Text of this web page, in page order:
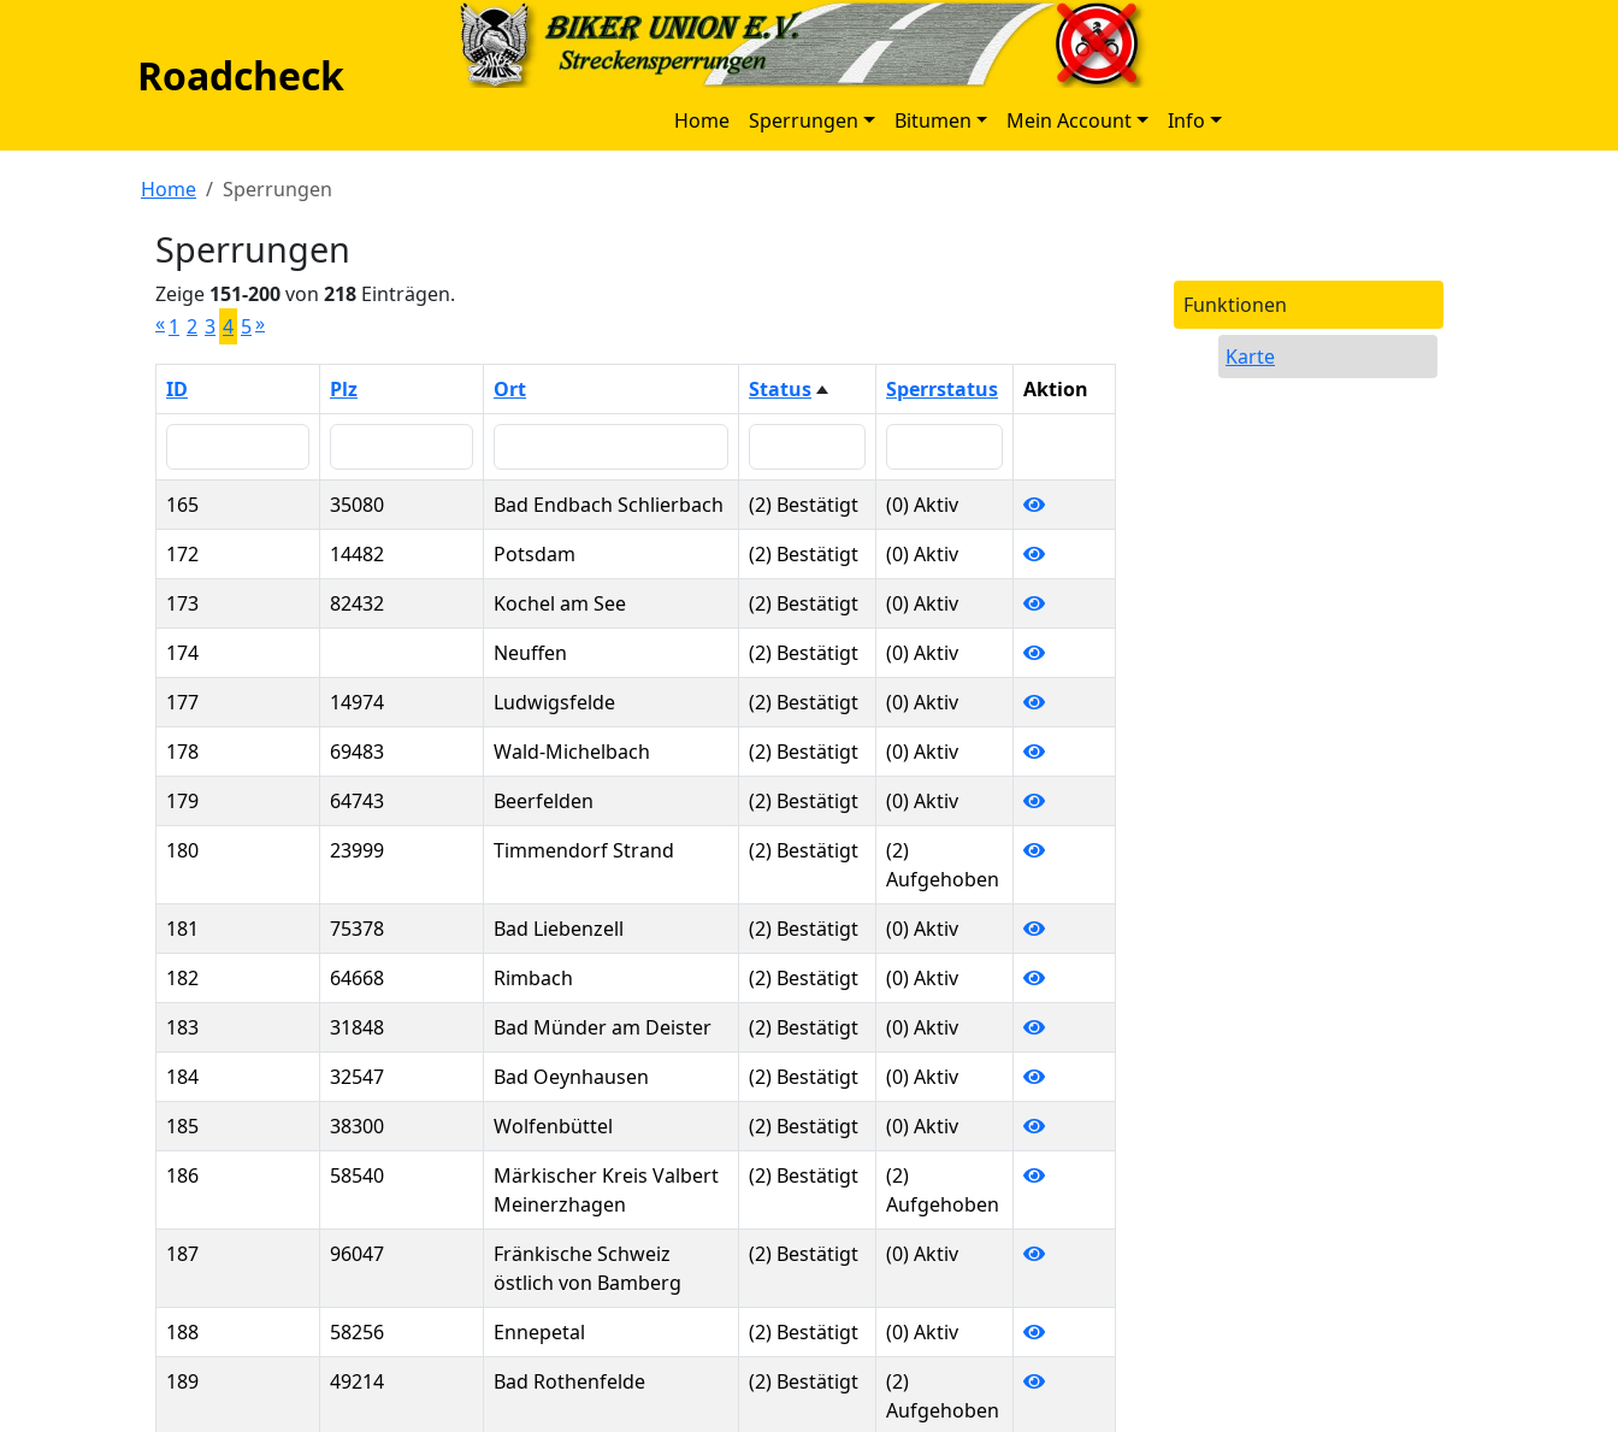
Roadcheck
Home Sperrungen Bitumen Mein Account Info
Home Sperrungen
Sperrungen
Zeige 151-200von 218 Einträgen.
«1 2 3 4 5»
ID Plz Ort Status Sperrstatus Aktion
165 35080 Bad Endbach Schlierbach (2) Bestätigt
(0) Aktiv
172
14482 Potsdam (2) Bestätigt
(0) Aktiv
173
82432 Kochel am See (2) Bestätigt
(0) Aktiv
174
Neuffen (2) Bestätigt
(0) Aktiv
177
14974 Ludwigsfelde (2) Bestätigt
(0) Aktiv
178
69483 Wald-Michelbach (2) Bestätigt
(0) Aktiv
179
64743 Beerfelden (2) Bestätigt
(0) Aktiv
180
23999 Timmendorf Strand (2) Bestätigt
(2)
Aufgehoben
181
75378 Bad Liebenzell (2) Bestätigt
(0) Aktiv
182
64668 Rimbach (2) Bestätigt
(0) Aktiv
183
31848 Bad Münder am Deister (2) Bestätigt
(0) Aktiv
184
32547 Bad Oeynhausen (2) Bestätigt
(0) Aktiv
185
38300 Wolfenbüttel (2) Bestätigt
(0) Aktiv
186
58540
Märkischer Kreis Valbert
Meinerzhagen
(2) Bestätigt
(2)
Aufgehoben
187
96047
Fränkische Schweiz
östlich von Bamberg
(2) Bestätigt (0) Aktiv
188 58256 Ennepetal (2) Bestätigt
(0) Aktiv
189
49214 Bad Rothenfelde (2) Bestätigt
(2)
Aufgehoben
Funktionen
Karte